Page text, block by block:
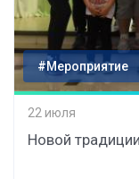
#Мероприятие
22 июля
Новой